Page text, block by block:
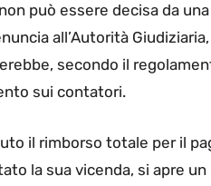
può essere decisa da
all’Autorità
secondo il
sui contatori.
il rimborso totale per il
la sua vicenda, si apre